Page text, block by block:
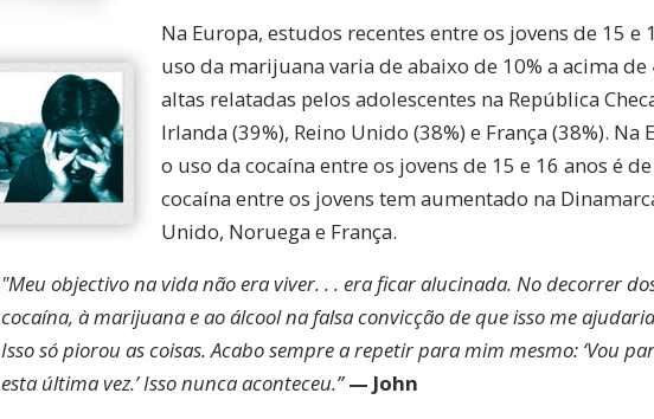
Na Europa, estudos recentes entre os jovens de 15 e
uso da marijuana varia de abaixo de 10% a acima de
altas relatadas pelos adolescentes na República
Irlanda (39%), Reino Unido (38%) e França (38%). Na
o uso da cocaína entre os jovens de 15 e 16 anos é
cocaína entre os jovens tem aumentado na
Unido, Noruega e França.
"Meu objectivo na vida não era viver. . . era ficar alucinada. No decorrer
cocaína, à marijuana e ao álcool na falsa convicção de que isso me
Isso só piorou as coisas. Acabo sempre a repetir para mim mesmo: ‘Vou
esta última vez.’ Isso nunca aconteceu.”— John